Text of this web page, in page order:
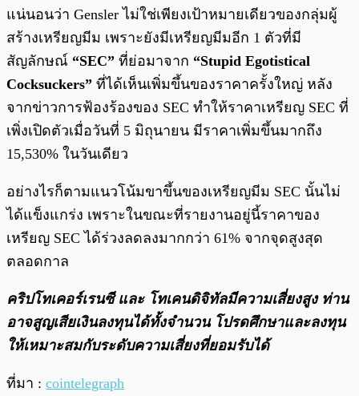
แน่นอนว่า Gensler ไม่ใช่เพียงเป้าหมายเดียวของกลุ่มผู้
สร้างเหรียญมีม เพราะยังมีเหรียญมีมอีก 1 ตัวที่มี
สัญลักษณ์ “SEC” ที่ย่อมาจาก “Stupid Egotistical
Cocksuckers” ที่ได้เห็นเพิ่มขึ้นของราคาครั้งใหญ่ หลัง
จากข่าวการฟ้องร้องของ SEC ทำให้ราคาเหรียญ SEC ที่
เพิ่งเปิดตัวเมื่อวันที่ 5 มิถุนายน มีราคาเพิ่มขึ้นมากถึง
15,530% ในวันเดียว
อย่างไรก็ตามแนวโน้มขาขึ้นของเหรียญมีม SEC นั้นไม่
ได้แข็งแกร่ง เพราะในขณะที่รายงานอยู่นี้ราคาของ
เหรียญ SEC ได้ร่วงลดลงมากกว่า 61% จากจุดสูงสุด
ตลอดกาล
คริปโทเคอร์เรนซี และ โทเคนดิจิทัลมีความเสี่ยงสูง ท่าน
อาจสูญเสียเงินลงทุนได้ทั้งจํานวน โปรดศึกษาและลงทุน
ให้เหมาะสมกับระดับความเสี่ยงที่ยอมรับได้
ที่มา : cointelegraph